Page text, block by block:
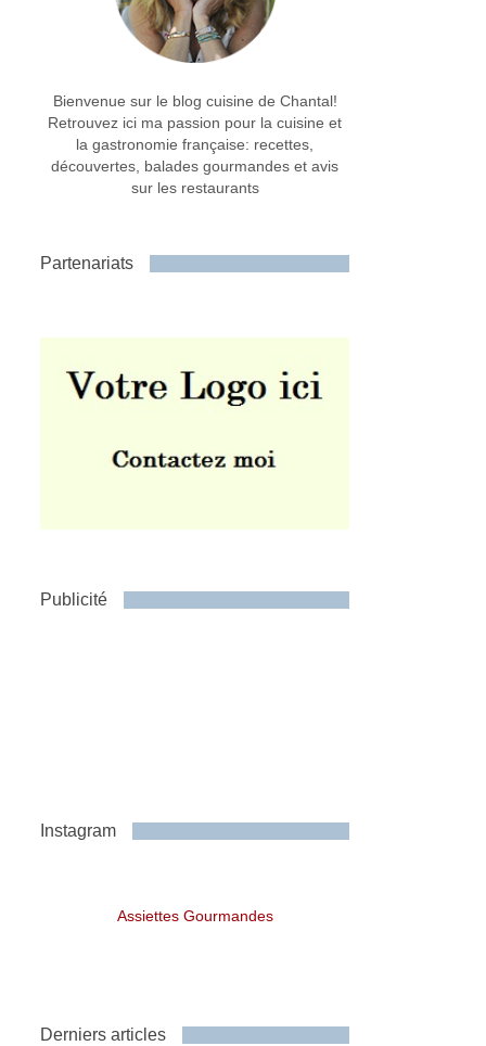
Bienvenue sur le blog cuisine de Chantal!
Retrouvez ici ma passion pour la cuisine et
la gastronomie française: recettes,
découvertes, balades gourmandes et avis
sur les restaurants
Partenariats
Publicité
Instagram
Assiettes Gourmandes
Derniers articles